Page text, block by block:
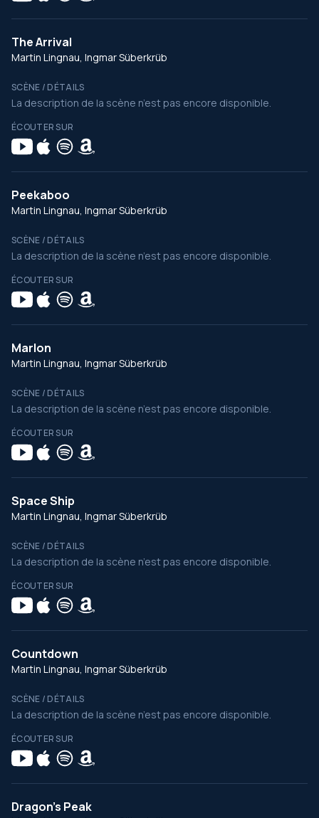
The Arrival
Martin Lingnau, Ingmar Süberkrüb
SCÈNE / DÉTAILS
La description de la scène n’est pas encore disponible.
ÉCOUTER SUR
Peekaboo
Martin Lingnau, Ingmar Süberkrüb
SCÈNE / DÉTAILS
La description de la scène n’est pas encore disponible.
ÉCOUTER SUR
Marlon
Martin Lingnau, Ingmar Süberkrüb
SCÈNE / DÉTAILS
La description de la scène n’est pas encore disponible.
ÉCOUTER SUR
Space Ship
Martin Lingnau, Ingmar Süberkrüb
SCÈNE / DÉTAILS
La description de la scène n’est pas encore disponible.
ÉCOUTER SUR
Countdown
Martin Lingnau, Ingmar Süberkrüb
SCÈNE / DÉTAILS
La description de la scène n’est pas encore disponible.
ÉCOUTER SUR
Dragon's Peak